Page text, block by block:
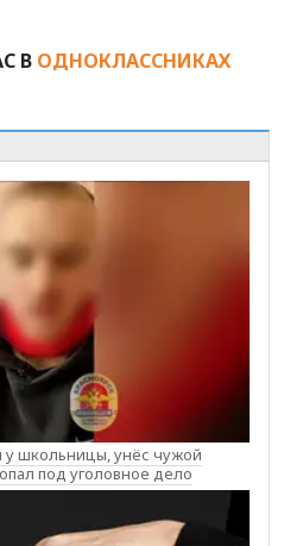
В ОДНОКЛАССНИКАХ
школьницы, унёс чужой
под уголовное дело